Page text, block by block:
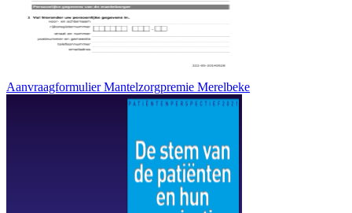
Aanvraagformulier Mantelzorgpremie Merelbeke